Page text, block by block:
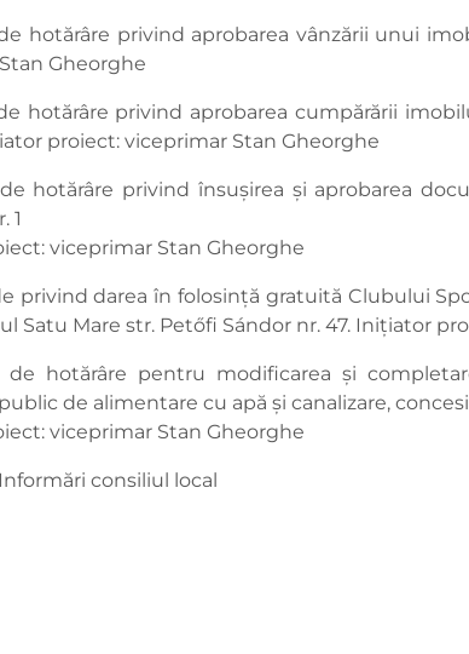
hotărâre privind aprobarea vânzării unui
Gheorghe
hotărâre privind aprobarea cumpărării
proiect: viceprimar Stan Gheorghe
de hotărâre privind însușirea și aprobarea
1
viceprimar Stan Gheorghe
privind darea în folosință gratuită Clubului
Satu Mare str. Petőfi Sándor nr. 47. Inițiator
de hotărâre pentru modificarea și
de alimentare cu apă și canalizare,
viceprimar Stan Gheorghe
consiliul local